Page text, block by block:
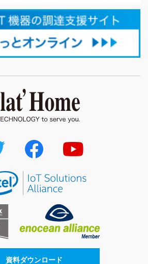
資料ダウンロード